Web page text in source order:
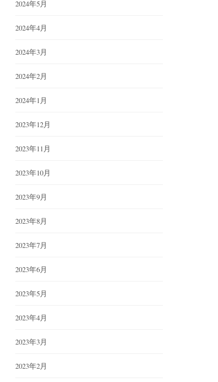
2024年5月
2024年4月
2024年3月
2024年2月
2024年1月
2023年12月
2023年11月
2023年10月
2023年9月
2023年8月
2023年7月
2023年6月
2023年5月
2023年4月
2023年3月
2023年2月